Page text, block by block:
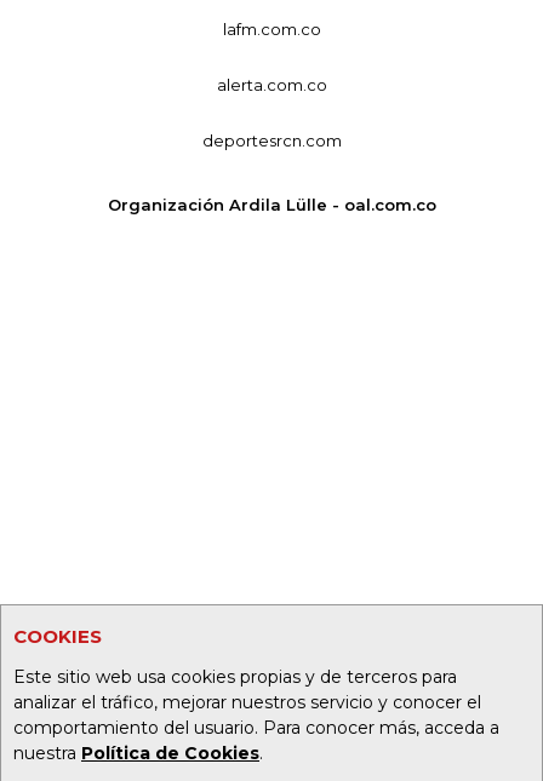
COOKIES
Este sitio web usa cookies propias y de terceros para
analizar el tráfico, mejorar nuestros servicio y conocer el
comportamiento del usuario. Para conocer más, acceda a
nuestra Política de Cookies.
lafm.com.co
alerta.com.co
deportesrcn.com
Organización Ardila Lülle - oal.com.co